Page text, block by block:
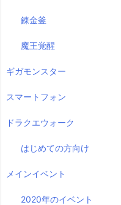
錬金釜
魔王覚醒
ギガモンスター
スマートフォン
ドラクエウォーク
はじめての方向け
メインイベント
2020年のイベント